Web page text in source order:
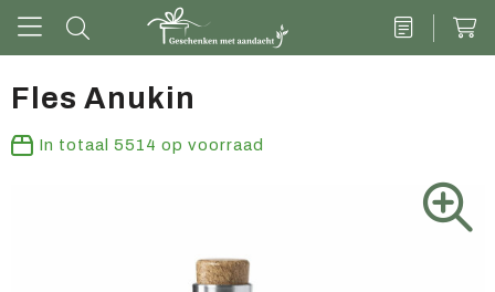
Fles Anukin
In totaal 5514 op voorraad